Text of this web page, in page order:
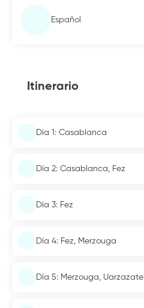
Español
Itinerario
Día 1: Casablanca
Día 2: Casablanca, Fez
Día 3: Fez
Día 4: Fez, Merzouga
Día 5: Merzouga, Uarzazate